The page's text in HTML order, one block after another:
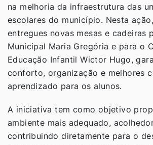
na melhoria da infraestrutura das
escolares do município. Nesta
entregues novas mesas e cadeiras
Municipal Maria Gregória e para o
Educação Infantil Wictor Hugo,
conforto, organização e melhores
aprendizado para os alunos.
A iniciativa tem como objetivo
ambiente mais adequado,
contribuindo diretamente para o